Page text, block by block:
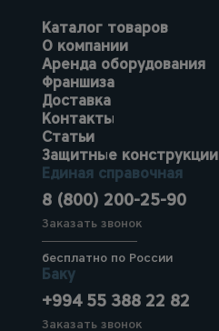
Каталог товаров
О компании
Аренда оборудования
Франшиза
Доставка
Контакты
Статьи
Защитные конструкции
Единая справочная
8 (800) 200-25-90
Заказать звонок
бесплатно по России
Баку
+994 55 388 22 82
Заказать звонок